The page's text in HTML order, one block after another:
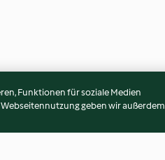
Funktionen für soziale Medien
geben wir außerdem